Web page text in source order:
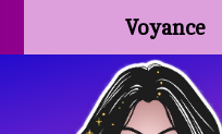
Voyance